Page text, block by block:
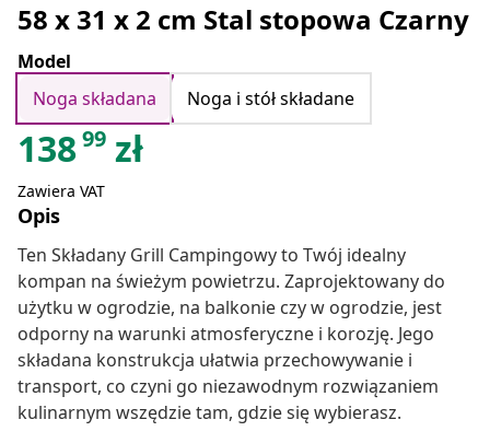
58 x 31 x 2 cm Stal stopowa Czarny
Model
Noga składana
Noga i stół składane
13899 zł
Zawiera VAT
Opis
Ten Składany Grill Campingowy to Twój idealny
kompan na świeżym powietrzu. Zaprojektowany do
użytku w ogrodzie, na balkonie czy w ogrodzie, jest
odporny na warunki atmosferyczne i korozję. Jego
składana konstrukcja ułatwia przechowywanie i
transport, co czyni go niezawodnym rozwiązaniem
kulinarnym wszędzie tam, gdzie się wybierasz.